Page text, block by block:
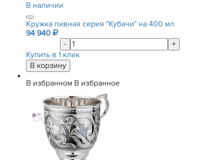
В наличии
Кружка пивная серия "Кубачи" на 400 мл
94 940
-
+
Купить в 1 клик
В избранном В избранное